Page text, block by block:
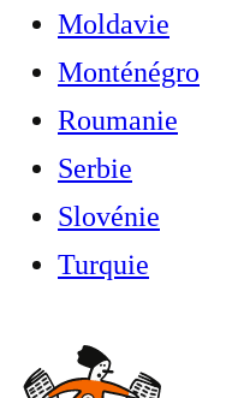
Moldavie
Monténégro
Roumanie
Serbie
Slovénie
Turquie